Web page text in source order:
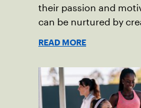
their passion and
can be nurtured by
READ MORE